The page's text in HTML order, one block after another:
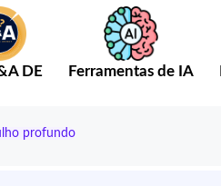
DE Ferramentas de IA
profundo